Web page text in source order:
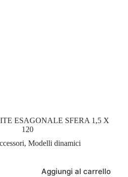
ESAGONALE SFERA 1,5 X
120
,Modelli dinamici
Aggiungi al carrello